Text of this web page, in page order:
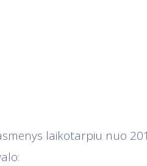
laikotarpiu nuo